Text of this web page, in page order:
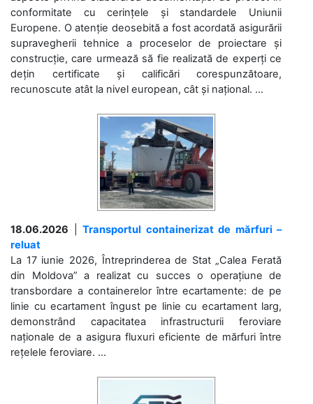
conformitate cu cerințele și standardele Uniunii
Europene. O atenție deosebită a fost acordată asigurării
supravegherii tehnice a proceselor de proiectare și
construcție, care urmează să fie realizată de experți ce
dețin certificate și calificări corespunzătoare,
recunoscute atât la nivel european, cât și național. ...
18.06.2026
Transportul containerizat de mărfuri –
reluat
La 17 iunie 2026, Întreprinderea de Stat „Calea Ferată
din Moldova” a realizat cu succes o operațiune de
transbordare a containerelor între ecartamente: de pe
linie cu ecartament îngust pe linie cu ecartament larg,
demonstrând capacitatea infrastructurii feroviare
naționale de a asigura fluxuri eficiente de mărfuri între
rețelele feroviare. ...